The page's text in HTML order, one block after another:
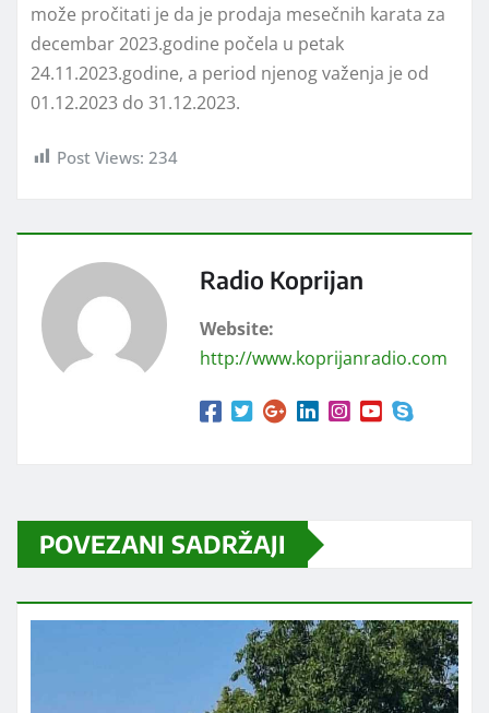
može pročitati je da je prodaja mesečnih karata za
decembar 2023.godine počela u petak
24.11.2023.godine, a period njenog važenja je od
01.12.2023 do 31.12.2023.
Post Views: 234
Radio Koprijan
Website:
http://www.koprijanradio.com
POVEZANI SADRŽAJI